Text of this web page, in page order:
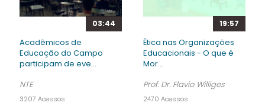
03:44
Acadêmicos de
Educação do Campo
participam de eve...
NTE
3207 Acessos
19:57
Ética nas Organizações
Educacionais - O que é
Mor...
Prof. Dr. Flavio Williges
2470 Acessos